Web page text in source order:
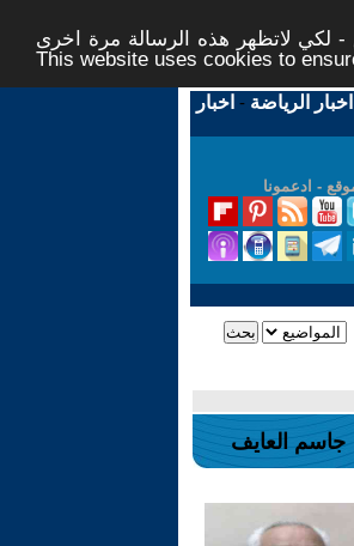
لكي لاتظهر هذه الرسالة مرة اخرى -
This website uses cookies to
اخبار الرياضة - اخبار
- ادعمونا
جاسم العايف